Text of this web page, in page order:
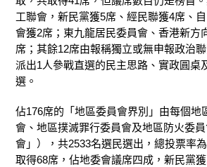
工聯會，新民黨獲5席、經民聯獲4席、自
會獲2席；東九龍居民委員會、香港新方
席；其餘12席由報稱獨立或無申報政治
派出1人參戰直選的民主思路、實政圓桌
選。
佔176席的「地區委員會界別」由每個地
會、地區撲滅罪行委員會及地區防火委
會」），共2533名選民選出，總投票率為
取得68席，佔地委會議席四成，新民黨